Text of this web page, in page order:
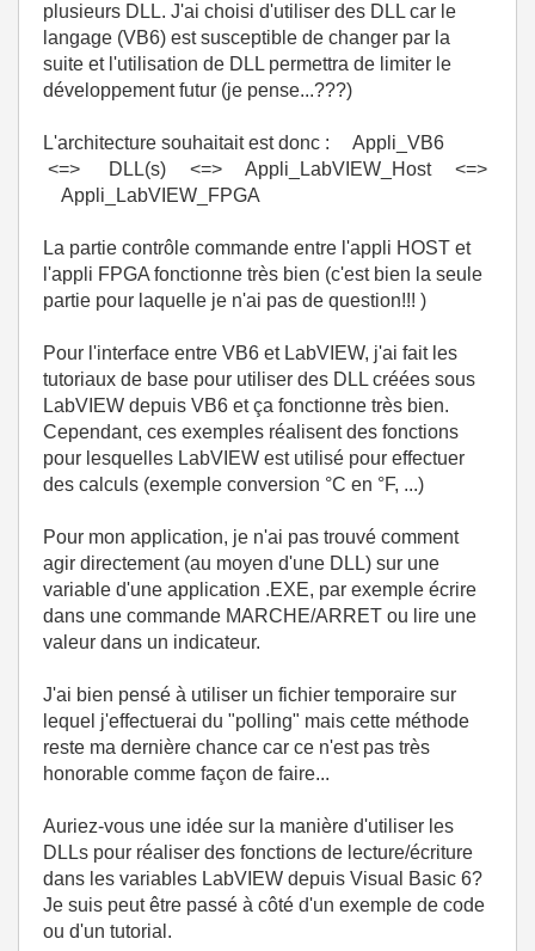
plusieurs DLL. J'ai choisi d'utiliser des DLL car le
langage (VB6) est susceptible de changer par la
suite et l'utilisation de DLL permettra de limiter le
développement futur (je pense...???)
L'architecture souhaitait est donc : Appli_VB6
<=> DLL(s) <=> Appli_LabVIEW_Host <=>
Appli_LabVIEW_FPGA
La partie contrôle commande entre l'appli HOST et
l'appli FPGA fonctionne très bien (c'est bien la seule
partie pour laquelle je n'ai pas de question!!! )
Pour l'interface entre VB6 et LabVIEW, j'ai fait les
tutoriaux de base pour utiliser des DLL créées sous
LabVIEW depuis VB6 et ça fonctionne très bien.
Cependant, ces exemples réalisent des fonctions
pour lesquelles LabVIEW est utilisé pour effectuer
des calculs (exemple conversion °C en °F, ...)
Pour mon application, je n'ai pas trouvé comment
agir directement (au moyen d'une DLL) sur une
variable d'une application .EXE, par exemple écrire
dans une commande MARCHE/ARRET ou lire une
valeur dans un indicateur.
J'ai bien pensé à utiliser un fichier temporaire sur
lequel j'effectuerai du "polling" mais cette méthode
reste ma dernière chance car ce n'est pas très
honorable comme façon de faire...
Auriez-vous une idée sur la manière d'utiliser les
DLLs pour réaliser des fonctions de lecture/écriture
dans les variables LabVIEW depuis Visual Basic 6?
Je suis peut être passé à côté d'un exemple de code
ou d'un tutorial.